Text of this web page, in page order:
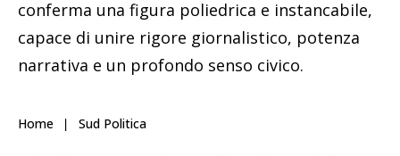
conferma una figura poliedrica e instancabile,
capace di unire rigore giornalistico, potenza
narrativa e un profondo senso civico.
Home Sud Politica